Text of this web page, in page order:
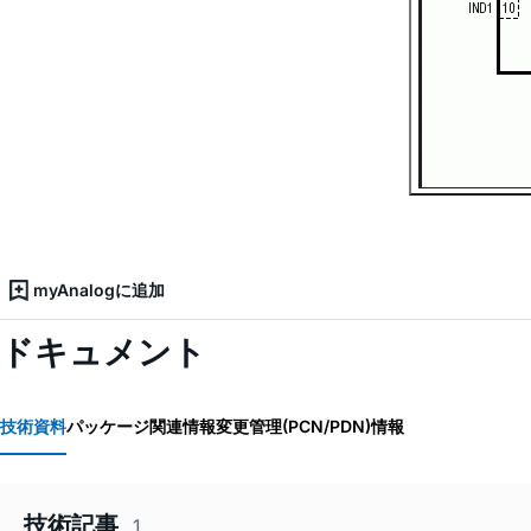
myAnalogに追加
ドキュメント
技術資料パッケージ関連情報変更管理(PCN/PDN)情報
技術記事 1